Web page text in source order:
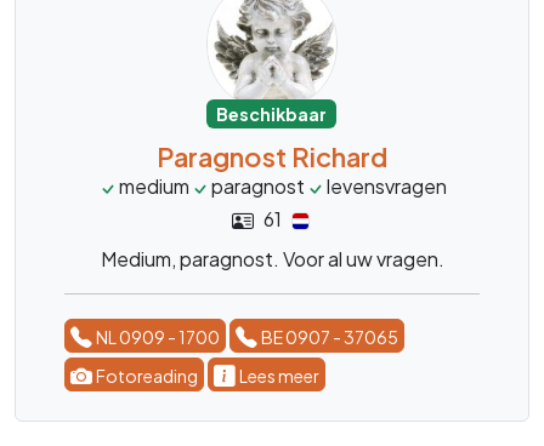
Beschikbaar
Paragnost Richard
medium paragnost
levensvragen
61
Medium, paragnost. Voor al uw vragen.
NL 0909 - 1700
BE 0907 - 37065
Fotoreading
Lees meer